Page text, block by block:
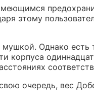
этому
Однако
корпуса
очередь, вес